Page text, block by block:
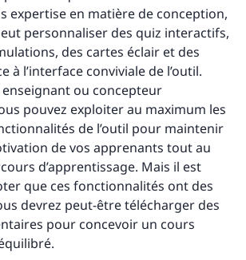
expertise en matière de conception,
personnaliser des quiz interactifs,
des cartes éclair et des
à l’interface conviviale de l’outil.
enseignant ou concepteur
pouvez exploiter au maximum les
de l’outil pour maintenir
de vos apprenants tout au
d’apprentissage. Mais il est
que ces fonctionnalités ont des
devrez peut-être télécharger des
pour concevoir un cours